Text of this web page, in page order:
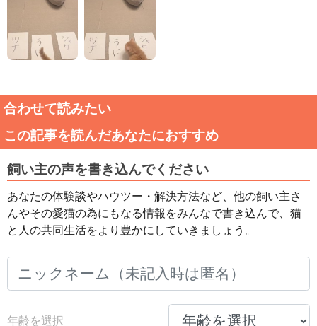
合わせて読みたい
この記事を読んだあなたにおすすめ
飼い主の声を書き込んでください
あなたの体験談やハウツー・解決方法など、他の飼い主さ
んやその愛猫の為にもなる情報をみんなで書き込んで、猫
と人の共同生活をより豊かにしていきましょう。
年齢を選択